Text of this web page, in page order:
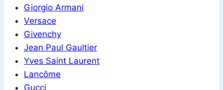
Giorgio Armani
Versace
Givenchy
Jean Paul Gaultier
Yves Saint Laurent
Lancôme
Gucci